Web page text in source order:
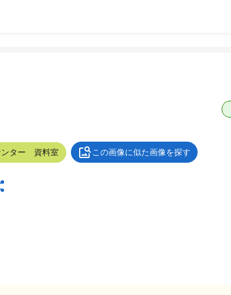
ンター 資料室 この画像に似た画像を探す